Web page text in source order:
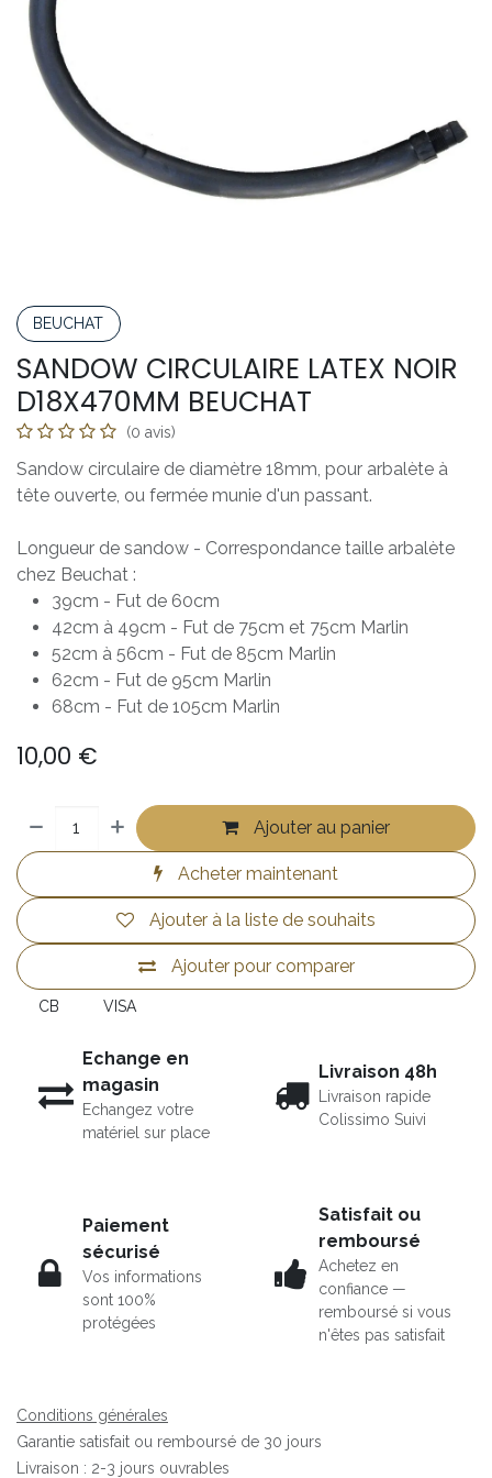
BEUCHAT
SANDOW CIRCULAIRE LATEX NOIR
D18X470MM BEUCHAT
(0 avis)
Sandow circulaire de diamètre 18mm, pour arbalète à
tête ouverte, ou fermée munie d'un passant.
Longueur de sandow - Correspondance taille arbalète
chez Beuchat :
39cm - Fut de 60cm
42cm à 49cm - Fut de 75cm et 75cm Marlin
52cm à 56cm - Fut de 85cm Marlin
62cm - Fut de 95cm Marlin
68cm - Fut de 105cm Marlin
10,00 €
Ajouter au panier
Acheter maintenant
Ajouter pour comparer
Ajouter à la liste de souhaits
CB VISA
Echange en
magasin
Echangez votre
matériel sur place
Livraison 48h
Livraison rapide
Colissimo Suivi
Paiement
sécurisé
Vos informations
sont 100%
protégées
Satisfait ou
remboursé
Achetez en
confiance —
remboursé si vous
n'êtes pas satisfait
Conditions générales
Garantie satisfait ou remboursé de 30 jours
Livraison : 2-3 jours ouvrables